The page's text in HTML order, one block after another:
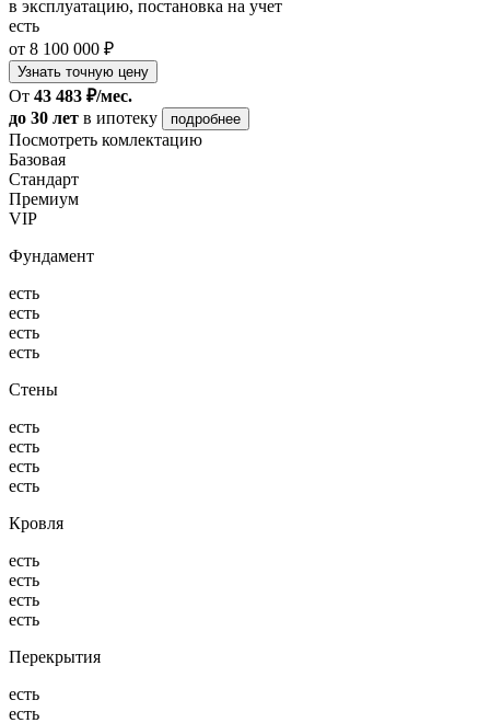
в эксплуатацию, постановка на учет
есть
от 8 100 000 ₽
Узнать точную цену
От 43 483 ₽/мес.
до 30 лет в ипотеку подробнее
Посмотреть комлектацию
Базовая
Стандарт
Премиум
VIP
Фундамент
есть
есть
есть
есть
Стены
есть
есть
есть
есть
Кровля
есть
есть
есть
есть
Перекрытия
есть
есть